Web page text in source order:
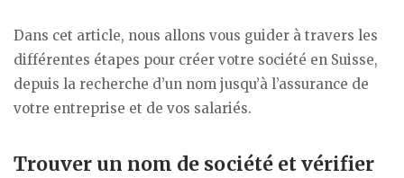
Dans cet article, nous allons vous guider à travers les
différentes étapes pour créer votre société en Suisse,
depuis la recherche d’un nom jusqu’à l’assurance de
votre entreprise et de vos salariés.
Trouver un nom de société et vérifier